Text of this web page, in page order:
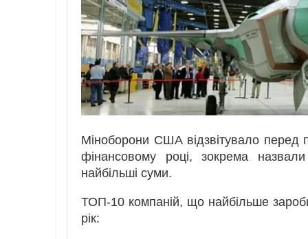
Міноборони США відзвітувало перед
фінансовому році, зокрема
найбільші суми.
ТОП-10 компаній, що найбільше
рік: